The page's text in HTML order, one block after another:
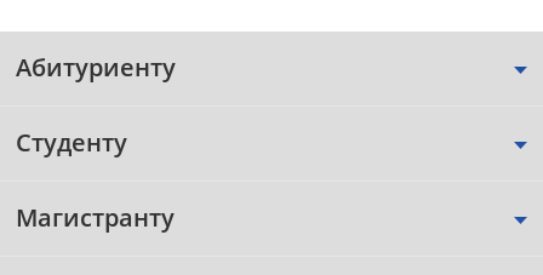
Абитуриенту
Студенту
Магистранту